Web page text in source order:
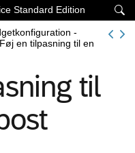

Standard Edition
-
Føj en tilpasning til en
til